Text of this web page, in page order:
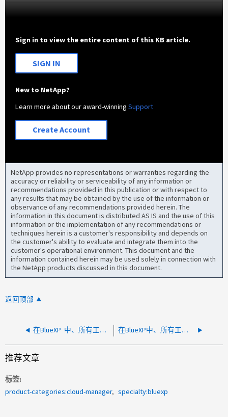
Sign in to view the entire content of this KB article.
SIGN IN
New to NetApp?
Learn more about our award-winningSupport
Create Account
NetApp provides no representations or warranties regarding the
accuracy or reliability or serviceability of any information or
recommendations provided in this publication or with respect to
any results that may be obtained by the use of the information or
observance of any recommendations provided herein. The
information in this document is distributed AS IS and the use of this
information or the implementation of any recommendations or
techniques herein is a customer's responsibility and depends on
the customer's ability to evaluate and integrate them into the
customer's operational environment. This document and the
information contained herein may be used solely in connection with
the NetApp products discussed in this document.
返回顶部
在BlueXP 中、所有工作环境均处于故障状态 在BlueXP中、所有工作环境均显示失败
推荐文章
标签
product-categories:cloud-manager
specialty:bluexp